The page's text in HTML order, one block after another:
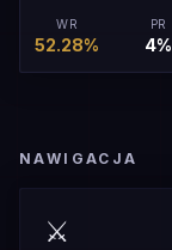
WR
52.28%
PR
4%
NAWIGACJA
⚔️